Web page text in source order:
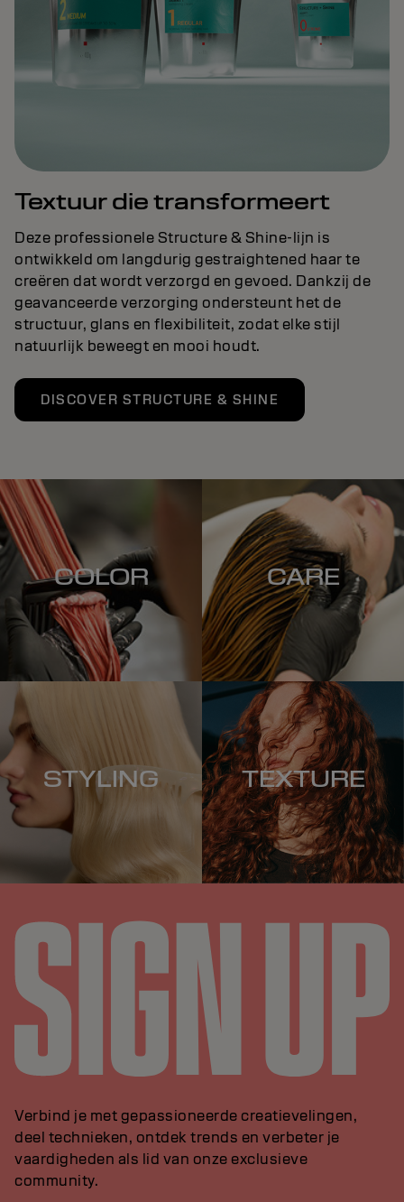
Textuur die transformeert
Deze professionele Structure & Shine-lijn is
ontwikkeld om langdurig gestraightened haar te
creëren dat wordt verzorgd en gevoed. Dankzij de
geavanceerde verzorging ondersteunt het de
structuur, glans en flexibiliteit, zodat elke stijl
natuurlijk beweegt en mooi houdt.
DISCOVER STRUCTURE & SHINE
COLOR CARE
STYLING TEXTURE
Verbind je met gepassioneerde creatievelingen,
deel technieken, ontdek trends en verbeter je
vaardigheden als lid van onze exclusieve
community.